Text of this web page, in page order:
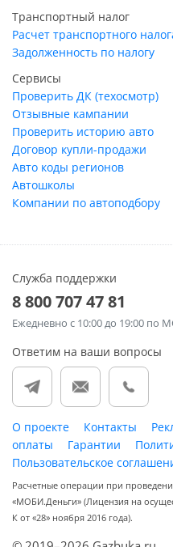
Транспортный налог
Расчет транспортного
Задолженность по налогу
Сервисы
Проверить ДК (техосмотр)
Отзывные кампании
Проверить историю авто
Договор купли-продажи
Авто коды регионов
Автошколы
Компании по автоподбору
Служба поддержки
8 800 707 47 81
Ежедневно с 10:00 до 19:00 по
Ответим на ваши вопросы
О проекте Контакты
оплаты
Гарантии
Пользовательское
Расчетные операции при
«МОБИ.Деньги» (Лицензия на
К от «28» ноября 2016 года).